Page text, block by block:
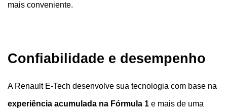
mais conveniente.
Confiabilidade e desempenho
experiência acumulada na Fórmula 1 e mais de uma